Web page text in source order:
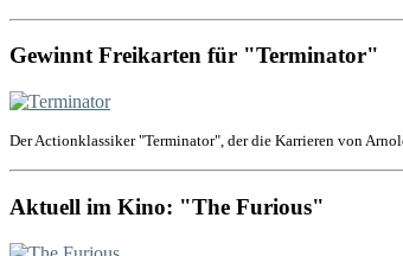
Gewinnt Freikarten für "Terminator"
Der Actionklassiker "Terminator", der die Karrieren von
Aktuell im Kino: "The Furious"